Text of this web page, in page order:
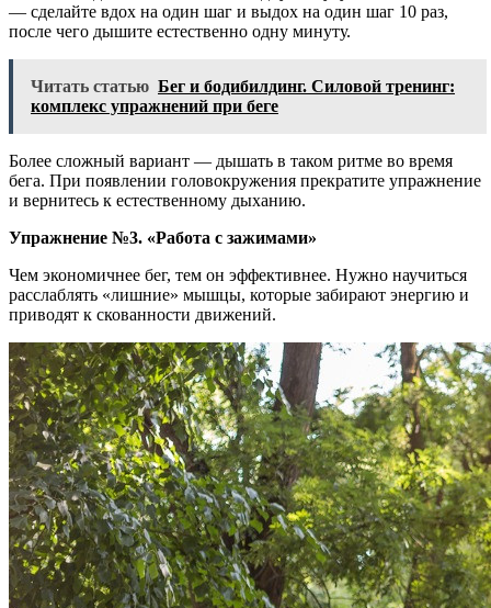
— сделайте вдох на один шаг и выдох на один шаг 10 раз,
после чего дышите естественно одну минуту.
Читать статью Бег и бодибилдинг. Силовой тренинг:
комплекс упражнений при беге
Более сложный вариант — дышать в таком ритме во время
бега. При появлении головокружения прекратите упражнение
и вернитесь к естественному дыханию.
Упражнение №3. «Работа с зажимами»
Чем экономичнее бег, тем он эффективнее. Нужно научиться
расслаблять «лишние» мышцы, которые забирают энергию и
приводят к скованности движений.